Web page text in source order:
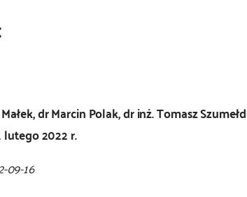
dr Marcin Polak, dr inż. Tomasz
lutego 2022 r.
09-16